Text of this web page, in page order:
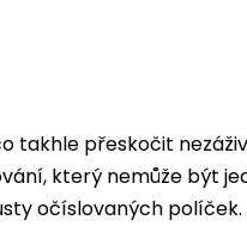
takhle přeskočit
který nemůže být
očíslovaných